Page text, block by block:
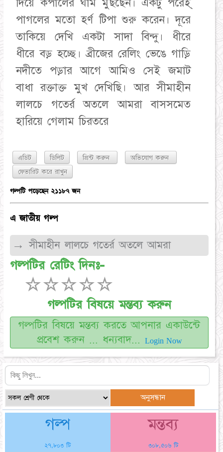
দিয়ে কপালের ঘাম মুছছেন। একটু পরেই্
পাগলের মতো হর্ণ টিপা শুরু করেন। দূরে
তাকিয়ে দেখি একটা সাদা বিন্দু। ধীরে
ধীরে বড় হচ্ছে। ব্রীজের রেলিং ভেঙে গাড়ি
নদীতে পড়ার আগে আমিও সেই জমাট
বাধা রক্তাক্ত মুখ দেখিছি। আর সীমাহীন
লালচে গতের্র অতলে আমরা বাসসমেত
হারিয়ে গেলাম চিরতরে
এডিট ডিলিট প্রিন্ট করুন অভিযোগ করুন
গল্পটি পড়েছেন ২১১৮৭ জন
এ জাতীয় গল্প
→ সীমাহীন লালচে গতের্র অতলে আমরা
গল্পটির রেটিং দিনঃ-
☆
☆
☆
☆
☆
গল্পটির বিষয়ে মন্তব্য করুন
গল্পটির বিষয়ে মন্তব্য করতে আপনার একাউন্টে
প্রবেশ করুন ... ধন্যবাদ...
Login Now
গল্প
২৭,৮০৩ টি
মন্তব্য
৩০৮,৫০৬ টি